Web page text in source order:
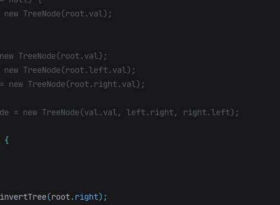
TreeNode(root.val);
TreeNode(root.val);
TreeNode(root.left.val);
TreeNode(root.right.val);
= new TreeNode(val.val, left.right, right.left);
{
invertTree(root.right);